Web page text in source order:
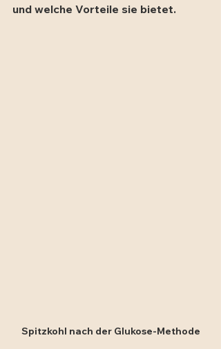
und welche Vorteile sie bietet.
Spitzkohl nach der Glukose-Methode